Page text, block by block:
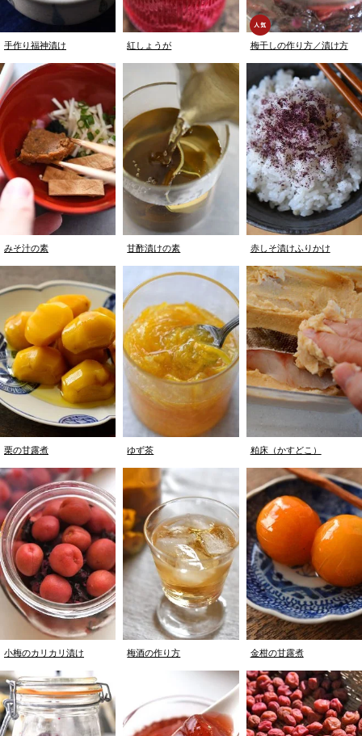
手作り福神漬け 紅しょうが 梅干しの作り方／漬け方
みそ汁の素 甘酢漬けの素 赤しそ漬けふりかけ
栗の甘露煮 ゆず茶 粕床（かすどこ）
小梅のカリカリ漬け 梅酒の作り方 金柑の甘露煮